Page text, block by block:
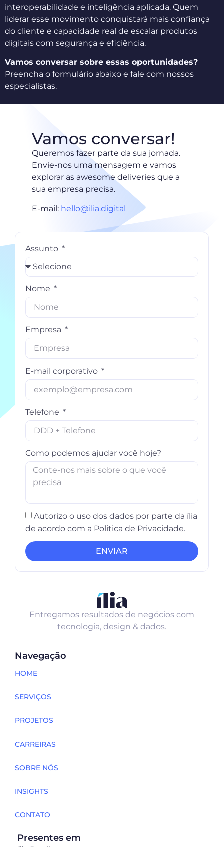
interoperabilidade e inteligência aplicada. Quem
liderar esse movimento conquistará mais confiança
do cliente e capacidade real de escalar produtos
digitais com segurança e eficiência.
Vamos conversar sobre essas oportunidades?
Preencha o formulário abaixo e fale com nossos
especialistas.
Assunto
Nome
Empresa
E-mail corporativo
Telefone
Como podemos ajudar você hoje?
Autorizo o uso dos dados por parte da ília
de acordo com a Politica de Privacidade.
ENVIAR
Vamos conversar!
Queremos fazer parte da sua jornada.
Envie-nos uma mensagem e vamos
explorar as awesome deliveries que a
sua empresa precisa.
E-mail: hello@ilia.digital
Entregamos resultados de negócios com
tecnologia, design & dados.
Navegação
HOME
SERVIÇOS
PROJETOS
CARREIRAS
SOBRE NÓS
INSIGHTS
CONTATO
Presentes em